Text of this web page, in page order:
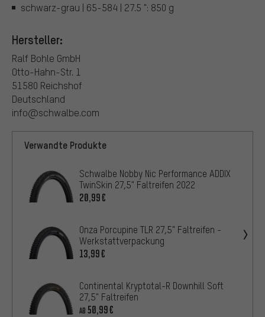
schwarz-grau | 65-584 | 27.5 ": 850 g
Hersteller:
Ralf Bohle GmbH
Otto-Hahn-Str. 1
51580 Reichshof
Deutschland
info@schwalbe.com
Verwandte Produkte
Schwalbe Nobby Nic Performance ADDIX
TwinSkin 27,5" Faltreifen 2022
20,99€
Onza Porcupine TLR 27,5" Faltreifen -
Werkstattverpackung
13,99€
Continental Kryptotal-R Downhill Soft
27,5" Faltreifen
AB 50,99€